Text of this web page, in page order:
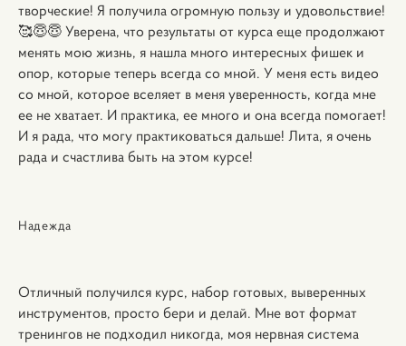
творческие! Я получила огромную пользу и удовольствие!
🥰😇😇 Уверена, что результаты от курса еще продолжают
менять мою жизнь, я нашла много интересных фишек и
опор, которые теперь всегда со мной. У меня есть видео
со мной, которое вселяет в меня уверенность, когда мне
ее не хватает. И практика, ее много и она всегда помогает!
И я рада, что могу практиковаться дальше! Лита, я очень
рада и счастлива быть на этом курсе!
Надежда
Отличный получился курс, набор готовых, выверенных
инструментов, просто бери и делай. Мне вот формат
тренингов не подходил никогда, моя нервная система